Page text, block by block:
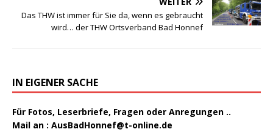
Das THW ist immer für Sie da, wenn es gebraucht
wird… der THW Ortsverband Bad Honnef
IN EIGENER SACHE
Für Fotos, Leserbriefe, Fragen oder Anregungen ..
Mail an : AusBadHonnef@t-online.de